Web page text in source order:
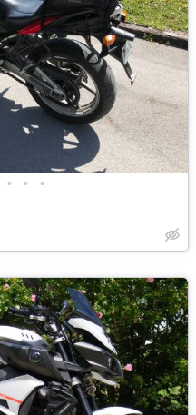
• • •